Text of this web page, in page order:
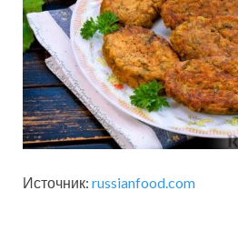
Источник: russianfood.com